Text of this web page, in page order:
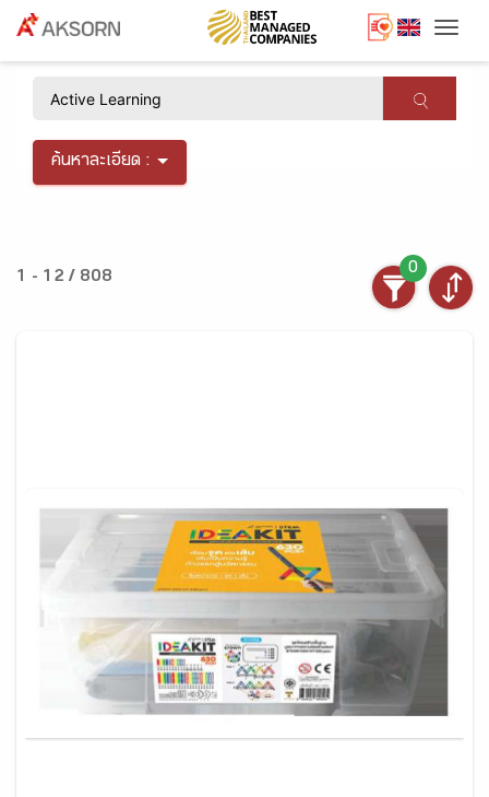
ค้นหาละเอียด :
1 - 12 / 808
0